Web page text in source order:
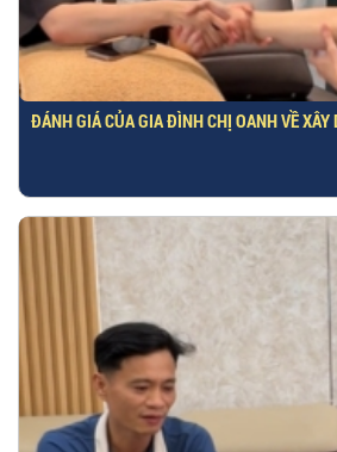
ĐÁNH GIÁ CỦA GIA ĐÌNH CHỊ OANH VỀ XÂY